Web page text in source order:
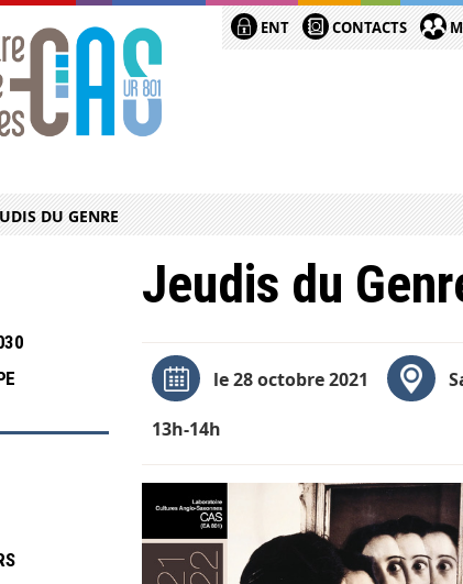
ENT CONTACTS
DU GENRE
Jeudis du
le 28 octobre 2021
13h-14h